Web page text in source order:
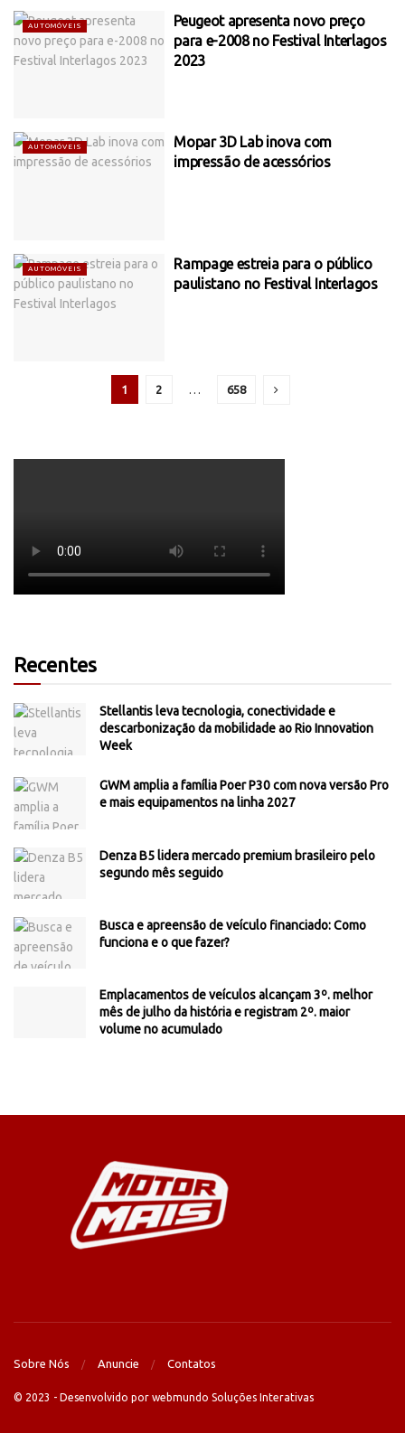
AUTOMÓVEIS
Peugeot apresenta novo preço
para e-2008 no Festival Interlagos
2023
AUTOMÓVEIS
Mopar 3D Lab inova com
impressão de acessórios
AUTOMÓVEIS
Rampage estreia para o público
paulistano no Festival Interlagos
1 2 … 658
Recentes
Stellantis leva tecnologia, conectividade e
descarbonização da mobilidade ao Rio Innovation
Week
GWM amplia a família Poer P30 com nova versão Pro
e mais equipamentos na linha 2027
Denza B5 lidera mercado premium brasileiro pelo
segundo mês seguido
Busca e apreensão de veículo financiado: Como
funciona e o que fazer?
Emplacamentos de veículos alcançam 3º. melhor
mês de julho da história e registram 2º. maior
volume no acumulado
Sobre Nós Anuncie Contatos
© 2023 - Desenvolvido por webmundo Soluções Interativas